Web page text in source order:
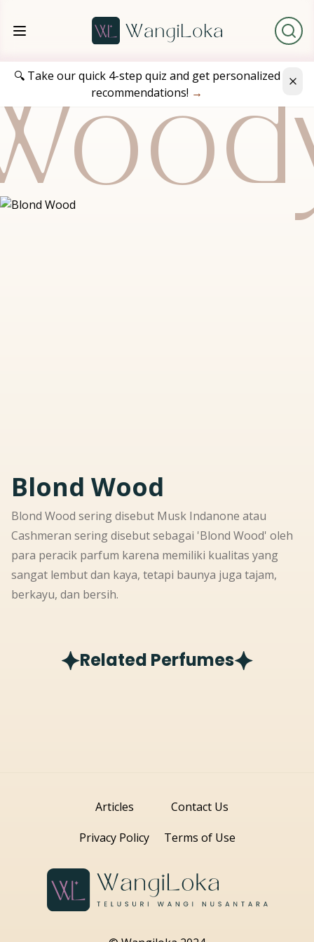
🔍 Take our quick 4-step quiz and get personalized
recommendations! →
Blond Wood
Blond Wood sering disebut Musk Indanone atau
Cashmeran sering disebut sebagai 'Blond Wood' oleh
para peracik parfum karena memiliki kualitas yang
sangat lembut dan kaya, tetapi baunya juga tajam,
berkayu, dan bersih.
Related Perfumes
Articles
Contact Us
Privacy Policy
Terms of Use